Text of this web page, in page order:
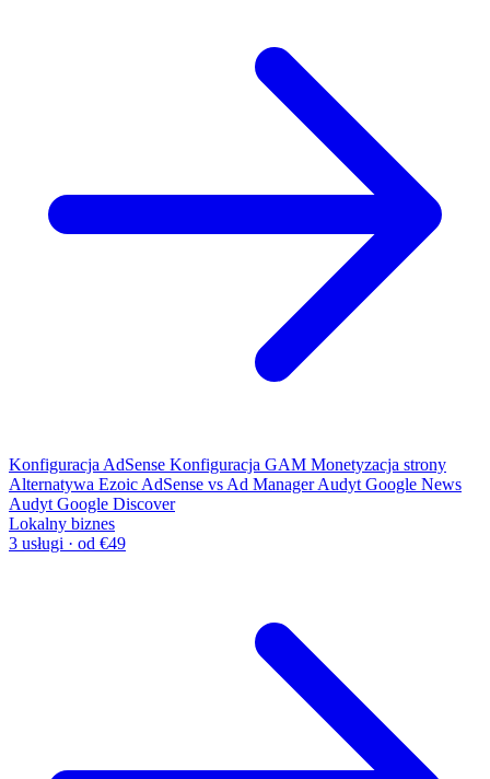
Konfiguracja AdSense Konfiguracja GAM Monetyzacja strony
Alternatywa Ezoic AdSense vs Ad Manager Audyt Google News
Audyt Google Discover
Lokalny biznes
3 usługi · od €49